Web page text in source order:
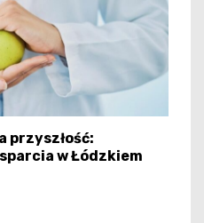
przyszłość:
w Łódzkiem